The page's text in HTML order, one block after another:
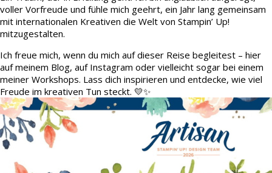
voller Vorfreude und fühle mich geehrt, ein Jahr lang gemeinsam
mit internationalen Kreativen die Welt von Stampin’ Up!
mitzugestalten.
Ich freue mich, wenn du mich auf dieser Reise begleitest – hier
auf meinem Blog, auf Instagram oder vielleicht sogar bei einem
meiner Workshops. Lass dich inspirieren und entdecke, wie viel
Freude im kreativen Tun steckt. 💛✨